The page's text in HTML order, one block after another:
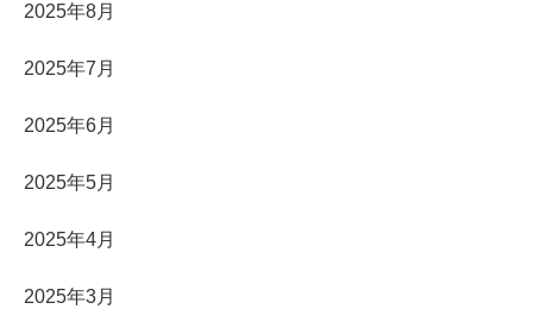
2025年8月
2025年7月
2025年6月
2025年5月
2025年4月
2025年3月